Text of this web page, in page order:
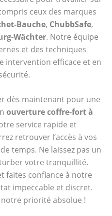
ceux des marques
Bauche, ChubbSafe,
Wächter. Notre équipe
et des techniques
intervention efficace et en
dès maintenant pour une
ouverture coffre-fort à
service rapide et
retrouver l’accès à vos
temps. Ne laissez pas un
votre tranquillité.
faites confiance à notre
impeccable et discret.
priorité absolue !